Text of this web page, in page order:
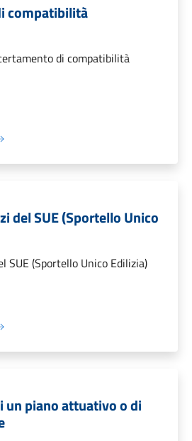
compatibilità
di compatibilità
del SUE (Sportello Unico
SUE (Sportello Unico Edilizia)
un piano attuativo o di